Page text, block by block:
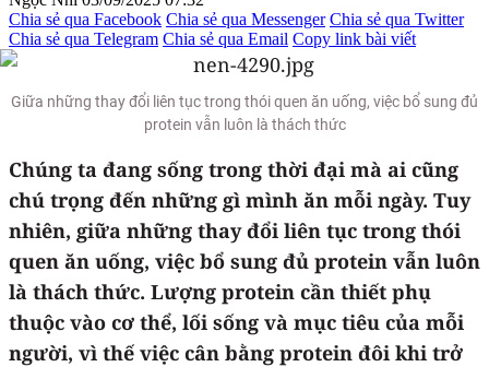
Chia sẻ qua Facebook Chia sẻ qua Messenger Chia sẻ qua Twitter
Chia sẻ qua Telegram Chia sẻ qua Email Copy link bài viết
Giữa những thay đổi liên tục trong thói quen ăn uống, việc bổ sung đủ
protein vẫn luôn là thách thức
Chúng ta đang sống trong thời đại mà ai cũng
chú trọng đến những gì mình ăn mỗi ngày. Tuy
nhiên, giữa những thay đổi liên tục trong thói
quen ăn uống, việc bổ sung đủ protein vẫn luôn
là thách thức. Lượng protein cần thiết phụ
thuộc vào cơ thể, lối sống và mục tiêu của mỗi
người, vì thế việc cân bằng protein đôi khi trở